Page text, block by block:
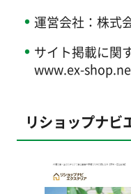
運営会社：株式
サイト掲載に関
www.ex-
リショップナビ